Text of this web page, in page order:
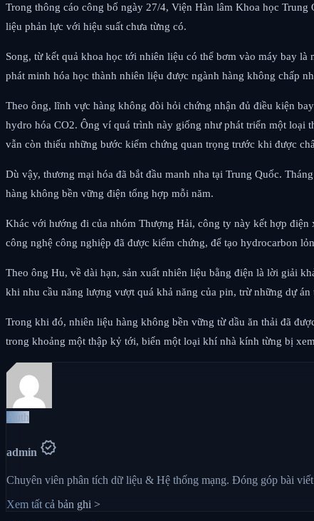
Trong thông cáo công bố ngày 27/4, Viện Hàn lâm Khoa học
liệu phản lực với hiệu suất chưa từng có.
Song, từ kết quả khoa học tới nhiên liệu có thể bơm vào máy bay
phát minh hóa học thành nhiên liệu được ngành hàng không chấp
Theo ông, lĩnh vực hàng không đòi hỏi chứng nhận đủ điều kiện
hydro hóa CO2. Ông ví quá trình này giống như phát triển một loại
vẫn còn thiếu những bước kiểm chứng quan trọng trước khi được
Dù vậy, thương mại hóa đã bắt đầu manh nha tại Trung Quốc.
hàng không bền vững điện tổng hợp mỗi năm.
Khác với hướng đi của nhóm Thượng Hải, công ty này kết hợp
công nghệ công nghiệp đã được kiểm chứng, để tạo hydrocarbon
Theo ông Hu, về dài hạn, sản xuất nhiên liệu bằng điện là lời giải
khi nhu cầu năng lượng vượt quá khả năng của pin, trừ những dự án
Trong khi đó, nhiên liệu hàng không bền vững từ dầu ăn thải đã
trong khoảng một thập kỷ tới, biến một loại khí nhà kính từng bị
Auth
admin verified
Chuyên viên phân tích dữ liệu & Hệ thống mạng. Đóng góp bài
Xem tất cả bản ghi >